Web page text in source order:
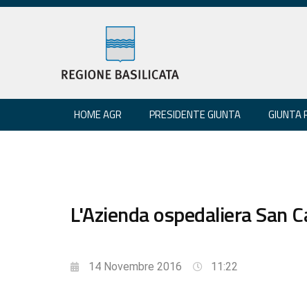
HOME AGR PRESIDENTE GIUNTA GIUNTA
L'Azienda ospedaliera San
14 Novembre 2016 11:22